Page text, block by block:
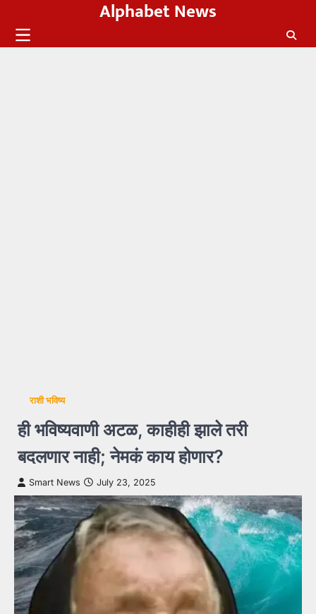
content
Alphabet News
राशी भविष्य
ही भविष्यवाणी अटळ, काहीही झाले तरी
बदलणार नाही; नेमकं काय होणार?
Smart News July 23, 2025